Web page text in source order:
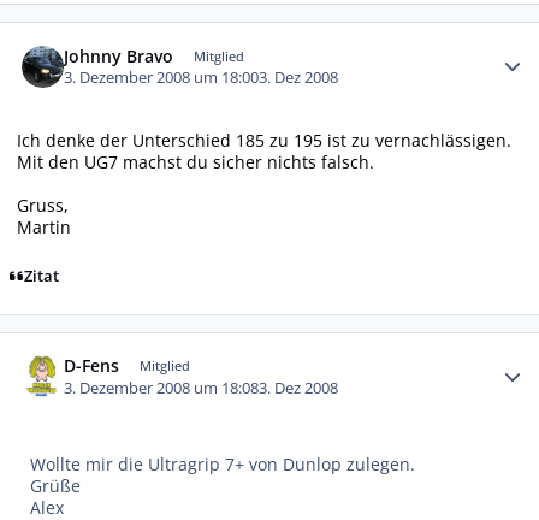
Johnny Bravo Mitglied
3. Dezember 2008 um 18:003. Dez 2008
Ich denke der Unterschied 185 zu 195 ist zu vernachlässigen.
Mit den UG7 machst du sicher nichts falsch.
Gruss,
Martin
Zitat
D-Fens Mitglied
3. Dezember 2008 um 18:083. Dez 2008
Wollte mir die Ultragrip 7+ von Dunlop zulegen.
Grüße
Alex